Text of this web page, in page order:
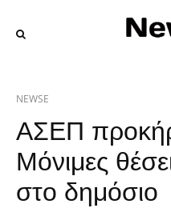
NEWSE
ΑΣΕΠ
Μόνιμες
στο δημόσιο